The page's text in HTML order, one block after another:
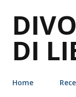
DI
Home